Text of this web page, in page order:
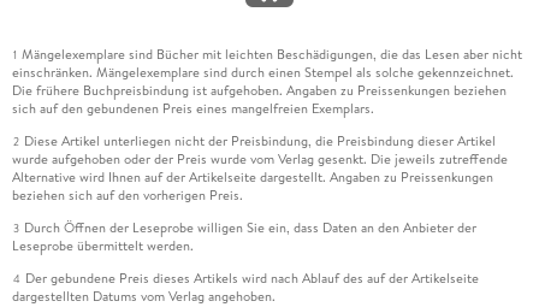
1 Mängelexemplare sind Bücher mit leichten Beschädigungen, die das Lesen aber nicht
einschränken. Mängelexemplare sind durch einen Stempel als solche gekennzeichnet.
Die frühere Buchpreisbindung ist aufgehoben. Angaben zu Preissenkungen beziehen
sich auf den gebundenen Preis eines mangelfreien Exemplars.
2 Diese Artikel unterliegen nicht der Preisbindung, die Preisbindung dieser Artikel
wurde aufgehoben oder der Preis wurde vom Verlag gesenkt. Die jeweils zutreffende
Alternative wird Ihnen auf der Artikelseite dargestellt. Angaben zu Preissenkungen
beziehen sich auf den vorherigen Preis.
3 Durch Öffnen der Leseprobe willigen Sie ein, dass Daten an den Anbieter der
Leseprobe übermittelt werden.
4 Der gebundene Preis dieses Artikels wird nach Ablauf des auf der Artikelseite
dargestellten Datums vom Verlag angehoben.